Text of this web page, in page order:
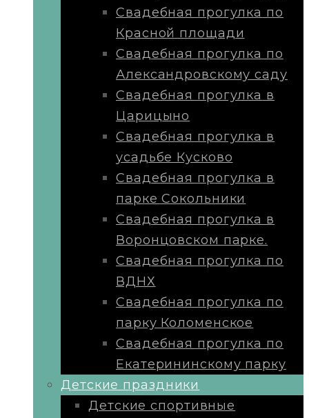
Свадебная прогулка по
Красной площади
Свадебная прогулка по
Александровскому саду
Свадебная прогулка в
Царицыно
Свадебная прогулка в
усадьбе Кусково
Свадебная прогулка в
парке Сокольники
Свадебная прогулка в
Воронцовском парке.
Свадебная прогулка по
ВДНХ
Свадебная прогулка по
парку Коломенское
Свадебная прогулка по
Екатерининскому парку
Детские праздники
Детские спортивные